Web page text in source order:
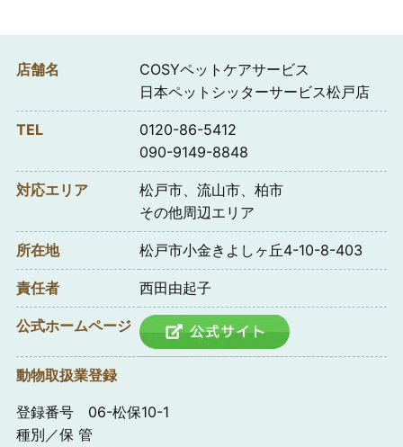
店舗名
COSYペットケアサービス
日本ペットシッターサービス松戸店
TEL
0120-86-5412
090-9149-8848
対応エリア
松戸市、流山市、柏市
その他周辺エリア
所在地 松戸市小金きよしヶ丘4-10-8-403
責任者 西田由起子
公式ホームページ
動物取扱業登録
登録番号 06-松保10-1
種別／保 管